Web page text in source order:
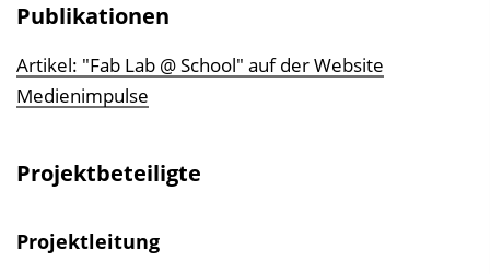
Publikationen
Artikel: "Fab Lab @ School" auf der Website
Medienimpulse
Projektbeteiligte
Projektleitung